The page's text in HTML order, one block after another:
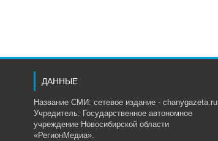
ДАННЫЕ
Название СМИ: сетевое издание - chanygazeta.ru
Учредитель: Государственное автономное
учреждение Новосибирской области
«РегионМедиа».